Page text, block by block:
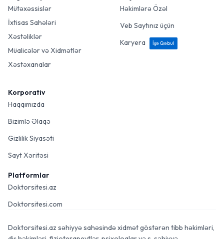
Mütəxəssislər
İxtisas Sahələri
Xəstəliklər
Müalicələr və Xidmətlər
Xəstəxanalar
Həkimlərə Özəl
Veb Saytınız üçün
Karyera
İşə Qəbul
Korporativ
Haqqımızda
Bizimlə Əlaqə
Gizlilik Siyasəti
Sayt Xəritəsi
Platformlar
Doktorsitesi.az
Doktorsitesi.com
Doktorsitesi.az səhiyyə sahəsində xidmət göstərən tibb həkimləri,